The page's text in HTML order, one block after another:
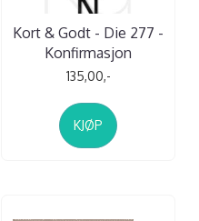
Kort & Godt - Die 277 -
Konfirmasjon
135,00,-
KJØP